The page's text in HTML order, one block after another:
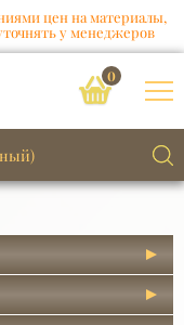
цен на материалы,
у менеджеров
0